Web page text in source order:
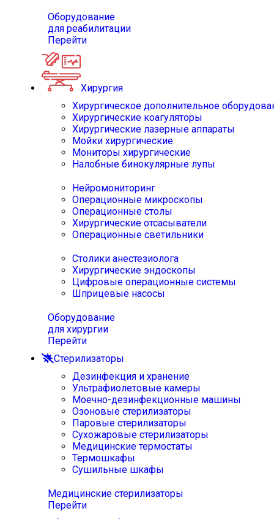
Оборудование
для реабилитации
Перейти
Хирургия
Хирургическое дополнительное
Хирургические коагуляторы
Хирургические лазерные аппараты
Мойки хирургические
Мониторы хирургические
Налобные бинокулярные лупы
Нейромониторинг
Операционные микроскопы
Операционные столы
Хирургические отсасыватели
Операционные светильники
Столики анестезиолога
Хирургические эндоскопы
Цифровые операционные системы
Шприцевые насосы
Оборудование
для хирургии
Перейти
Стерилизаторы
Дезинфекция и хранение
Ультрафиолетовые камеры
Моечно-дезинфекционные машины
Озоновые стерилизаторы
Паровые стерилизаторы
Сухожаровые стерилизаторы
Медицинские термостаты
Термошкафы
Сушильные шкафы
Медицинские стерилизаторы
Перейти